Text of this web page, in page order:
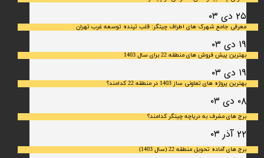
۲۵ دی ۰۳
معرفی جامع شهرک‌ های اطراف چیتگر: قلب تپنده توسعه غرب تهران
۱۹ دی ۰۳
بهترین پیش فروش های منطقه 22 برای سال 1403
۱۹ دی ۰۳
بهترین پروژه های تعاونی ساز 1403 در منطقه 22 کدامند؟
۰۸ دی ۰۳
برج های مشرف به دریاچه چیتگر کدامند؟
۲۲ آذر ۰۳
برج های آماده تحویل منطقه 22 (سال 1403)